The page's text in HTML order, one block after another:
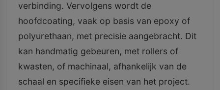
verbinding. Vervolgens wordt de
hoofdcoating, vaak op basis van epoxy of
polyurethaan, met precisie aangebracht. Dit
kan handmatig gebeuren, met rollers of
kwasten, of machinaal, afhankelijk van de
schaal en specifieke eisen van het project.